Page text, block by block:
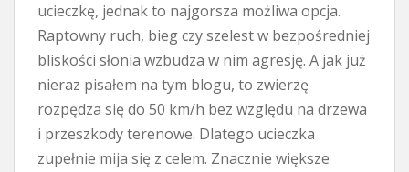
ucieczkę, jednak to najgorsza możliwa opcja.
Raptowny ruch, bieg czy szelest w bezpośredniej
bliskości słonia wzbudza w nim agresję. A jak już
nieraz pisałem na tym blogu, to zwierzę
rozpędza się do 50 km/h bez względu na drzewa
i przeszkody terenowe. Dlatego ucieczka
zupełnie mija się z celem. Znacznie większe